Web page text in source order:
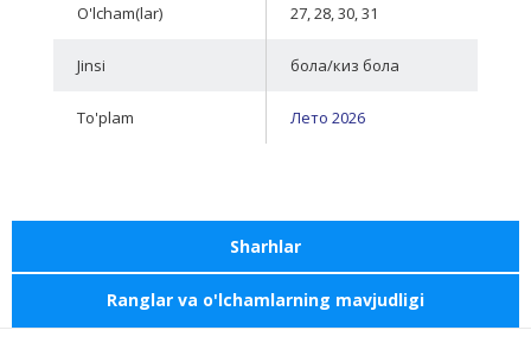
O'lcham(lar) 27, 28, 30, 31
Jinsi бола/киз бола
To'plam Лето 2026
Sharhlar
Ranglar va o'lchamlarning mavjudligi